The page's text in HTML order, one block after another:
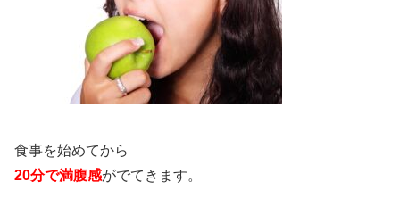
食事を始めてから
20分で満腹感がでてきます。